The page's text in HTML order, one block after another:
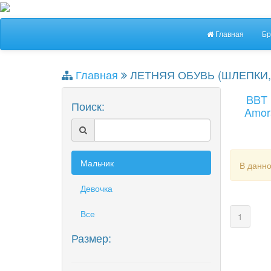
Главная
Главная
ЛЕТНЯЯ ОБУВЬ
Поиск:
Мальчик
Девочка
Все
Размер:
BBT
В
1